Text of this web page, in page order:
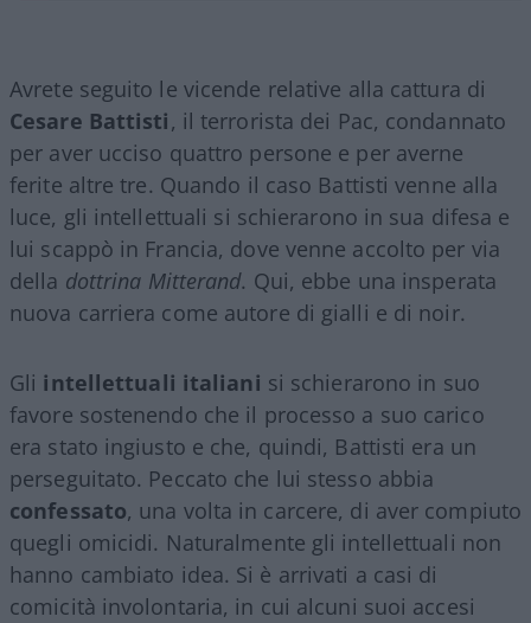
Avrete seguito le vicende relative alla cattura di
Cesare Battisti, il terrorista dei Pac, condannato
per aver ucciso quattro persone e per averne
ferite altre tre. Quando il caso Battisti venne alla
luce, gli intellettuali si schierarono in sua difesa e
lui scappò in Francia, dove venne accolto per via
della dottrina Mitterand. Qui, ebbe una insperata
nuova carriera come autore di gialli e di noir.
Gli intellettuali italiani si schierarono in suo
favore sostenendo che il processo a suo carico
era stato ingiusto e che, quindi, Battisti era un
perseguitato. Peccato che lui stesso abbia
confessato, una volta in carcere, di aver compiuto
quegli omicidi. Naturalmente gli intellettuali non
hanno cambiato idea. Si è arrivati a casi di
comicità involontaria, in cui alcuni suoi accesi